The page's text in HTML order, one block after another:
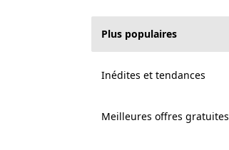
Plus populaires
Inédites et tendances
Meilleures offres gratuites